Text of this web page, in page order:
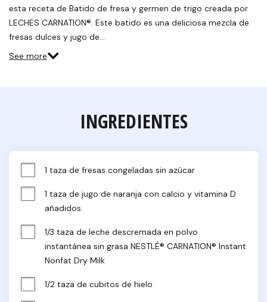
esta receta de Batido de fresa y germen de trigo creada por
LECHES CARNATION®. Este batido es una deliciosa mezcla de
fresas dulces y jugo de…
See more
INGREDIENTES
1 taza de fresas congeladas sin azúcar
1 taza de jugo de naranja con calcio y vitamina D
añadidos
1/3 taza de leche descremada en polvo
instantánea sin grasa NESTLÉ® CARNATION® Instant
Nonfat Dry Milk
1/2 taza de cubitos de hielo